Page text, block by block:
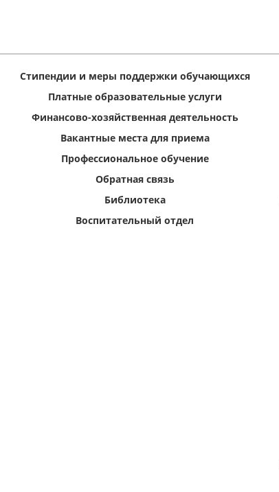
Стипендии и меры поддержки обучающихся
Платные образовательные услуги
Финансово-хозяйственная деятельность
Вакантные места для приема
Профессиональное обучение
Обратная связь
Библиотека
Воспитательный отдел